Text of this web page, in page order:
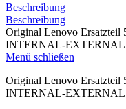
Beschreibung
Beschreibung
Original Lenovo
INTERNAL-EXTERNAL
Menü schließen
Original Lenovo
INTERNAL-EXTERNAL